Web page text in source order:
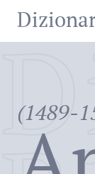
(1489-